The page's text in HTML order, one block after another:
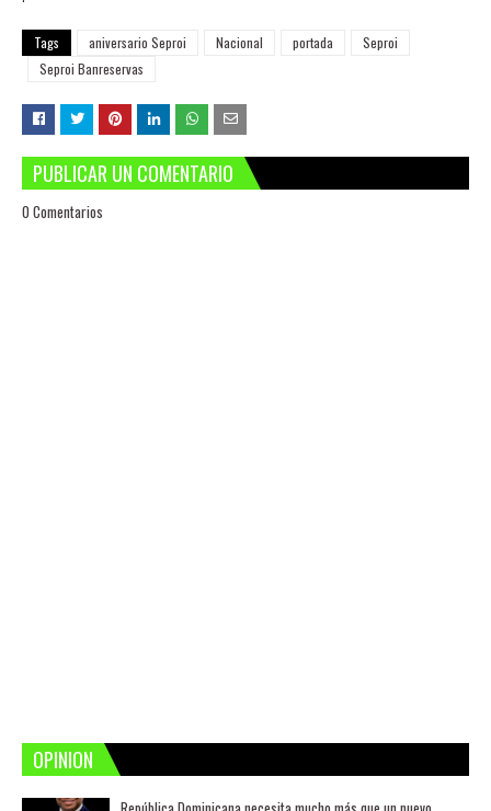
Tags aniversario Seproi Nacional portada
Seproi
Seproi Banreservas
PUBLICAR UN COMENTARIO
0 Comentarios
OPINION